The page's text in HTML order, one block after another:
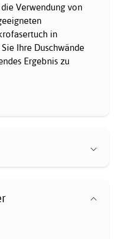
Verwendung von
in
Ihre Duschwände
Ergebnis zu